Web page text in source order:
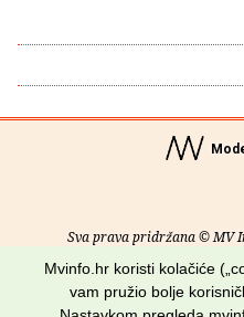
Sva prava pridržana © MV
O nama• Pomoć•
Mvinfo.hr koristi kolačiće
vam pružio bolje